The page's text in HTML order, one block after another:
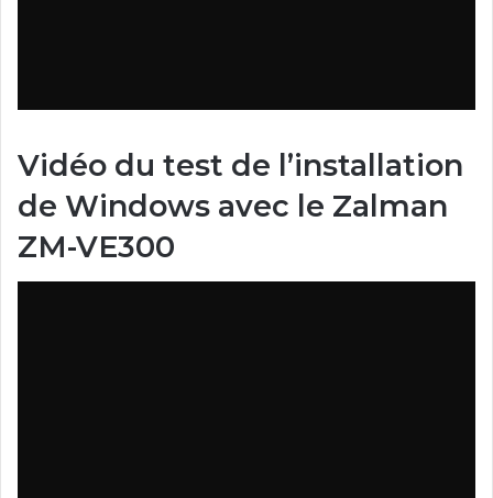
Vidéo du test de l’installation
de Windows avec le Zalman
ZM-VE300